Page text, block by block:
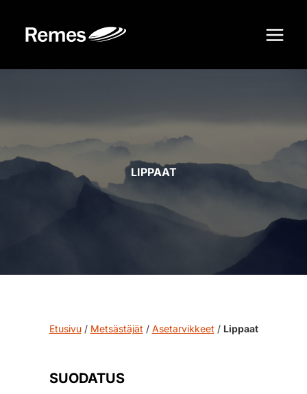
sisältöön
LIPPAAT
Etusivu/ Metsästäjät / Asetarvikkeet / Lippaat
SUODATUS